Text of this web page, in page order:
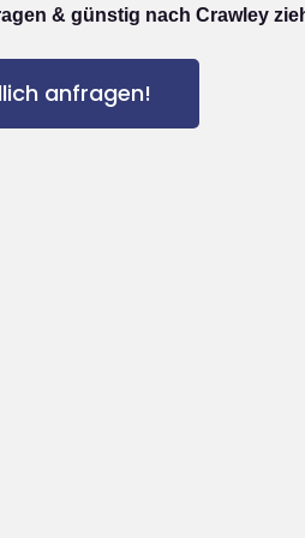
& günstig nach Crawley
anfragen!